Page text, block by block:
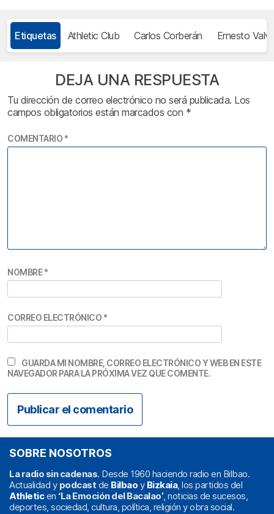
Etiquetas Athletic Club Carlos Corberán Ernesto
DEJA UNA RESPUESTA
Tu dirección de correo electrónico no será publicada. Los
campos obligatorios están marcados con *
COMENTARIO *
NOMBRE*
CORREO ELECTRÓNICO *
GUARDA MI NOMBRE, CORREO ELECTRÓNICO Y WEB EN ESTE
NAVEGADOR PARA LA PRÓXIMA VEZ QUE COMENTE.
SOBRE NOSOTROS
La radio sin cadenas. Desde 1960 haciendo radio en Bilbao.
Actualidad y podcast de Bilbao y Bizkaia, los partidos del
Athleticen ‘La Emoción del Bacalao’, noticias de sucesos,
deportes, sociedad, cultura, política, religión y obra social.